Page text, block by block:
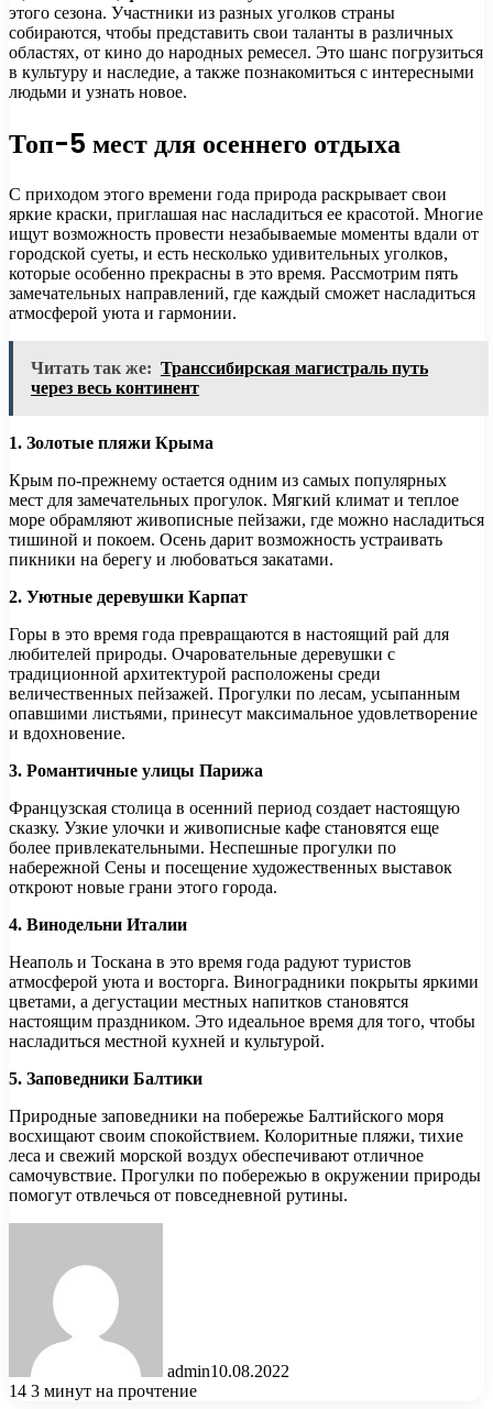
этого сезона. Участники из разных уголков страны
собираются, чтобы представить свои таланты в различных
областях, от кино до народных ремесел. Это шанс погрузиться
в культуру и наследие, а также познакомиться с интересными
людьми и узнать новое.
Топ-5 мест для осеннего отдыха
С приходом этого времени года природа раскрывает свои
яркие краски, приглашая нас насладиться ее красотой. Многие
ищут возможность провести незабываемые моменты вдали от
городской суеты, и есть несколько удивительных уголков,
которые особенно прекрасны в это время. Рассмотрим пять
замечательных направлений, где каждый сможет насладиться
атмосферой уюта и гармонии.
Читать так же: Транссибирская магистраль путь
через весь континент
1. Золотые пляжи Крыма
Крым по-прежнему остается одним из самых популярных
мест для замечательных прогулок. Мягкий климат и теплое
море обрамляют живописные пейзажи, где можно насладиться
тишиной и покоем. Осень дарит возможность устраивать
пикники на берегу и любоваться закатами.
2. Уютные деревушки Карпат
Горы в это время года превращаются в настоящий рай для
любителей природы. Очаровательные деревушки с
традиционной архитектурой расположены среди
величественных пейзажей. Прогулки по лесам, усыпанным
опавшими листьями, принесут максимальное удовлетворение
и вдохновение.
3. Романтичные улицы Парижа
Французская столица в осенний период создает настоящую
сказку. Узкие улочки и живописные кафе становятся еще
более привлекательными. Неспешные прогулки по
набережной Сены и посещение художественных выставок
откроют новые грани этого города.
4. Винодельни Италии
Неаполь и Тоскана в это время года радуют туристов
атмосферой уюта и восторга. Виноградники покрыты яркими
цветами, а дегустации местных напитков становятся
настоящим праздником. Это идеальное время для того, чтобы
насладиться местной кухней и культурой.
5. Заповедники Балтики
Природные заповедники на побережье Балтийского моря
восхищают своим спокойствием. Колоритные пляжи, тихие
леса и свежий морской воздух обеспечивают отличное
самочувствие. Прогулки по побережью в окружении природы
помогут отвлечься от повседневной рутины.
admin10.08.2022
14 3 минут на прочтение